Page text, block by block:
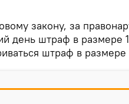
закону, за
день штраф в размере
штраф в